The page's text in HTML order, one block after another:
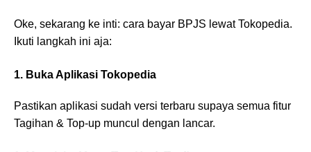
Oke, sekarang ke inti: cara bayar BPJS lewat Tokopedia.
Ikuti langkah ini aja:
1. Buka Aplikasi Tokopedia
Pastikan aplikasi sudah versi terbaru supaya semua fitur
Tagihan & Top-up muncul dengan lancar.